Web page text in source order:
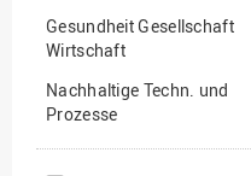
Gesundheit Gesellschaft
Wirtschaft
Nachhaltige Techn. und
Prozesse
Vielfältiges Forschen